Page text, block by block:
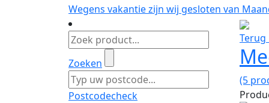
Wegens vakantie zijn wij gesloten van
Zoeken
Postcodecheck
(5